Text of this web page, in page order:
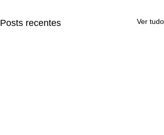
Posts recentes Ver tudo